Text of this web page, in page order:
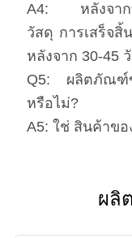
A4: หลังจากที่
วัสดุ การเสร็จสิ้
หลังจาก 30-45
Q5: ผลิตภัณฑ์ข
หรือไม่?
A5: ใช่ สินค้าขอ
ผลิ